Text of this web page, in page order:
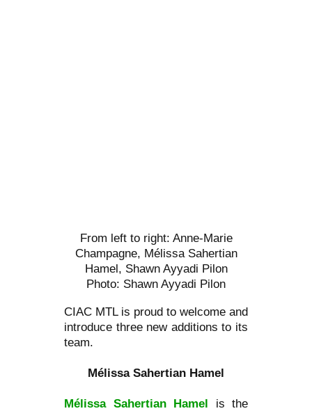
From left to right: Anne-Marie
Champagne, Mélissa Sahertian
Hamel, Shawn Ayyadi Pilon
Photo: Shawn Ayyadi Pilon
CIAC MTL is proud to welcome and
introduce three new additions to its
team.
Mélissa Sahertian Hamel
Mélissa Sahertian Hamel is the